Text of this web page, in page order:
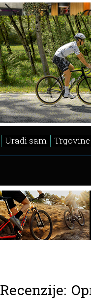
Uradi sam
Recenzije: